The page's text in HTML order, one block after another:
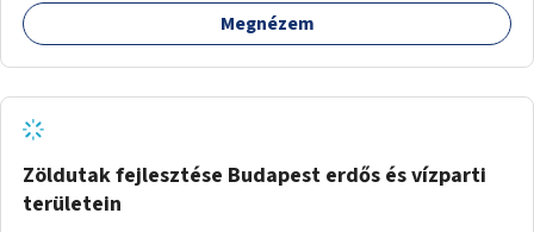
Megnézem
Zöldutak fejlesztése Budapest erdős és vízparti
területein